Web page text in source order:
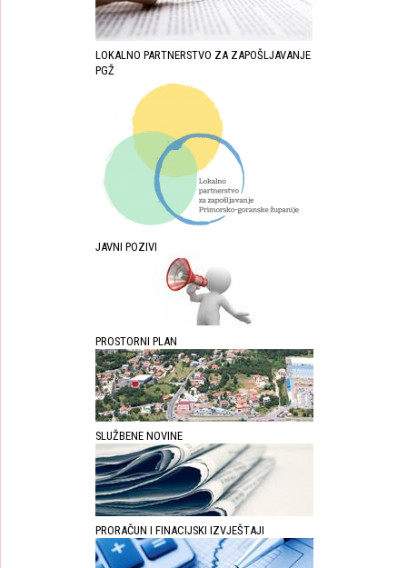
LOKALNO PARTNERSTVO ZA ZAPOŠLJAVANJE
PGŽ
JAVNI POZIVI
PROSTORNI PLAN
SLUŽBENE NOVINE
PRORAČUN I FINACIJSKI IZVJEŠTAJI